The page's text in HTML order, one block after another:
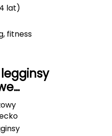
lat)
fitness
czarne